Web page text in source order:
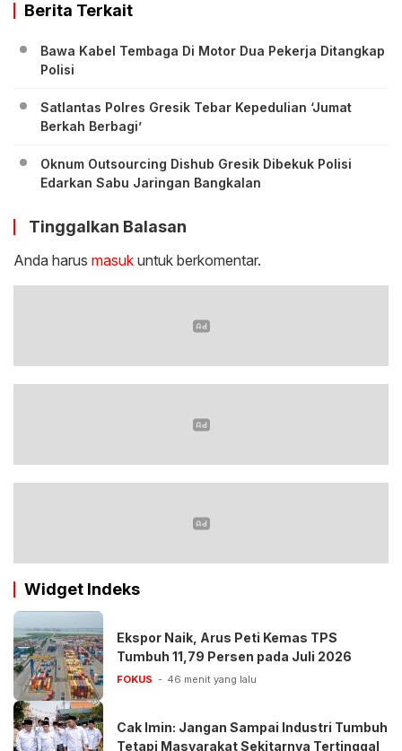
Berita Terkait
Bawa Kabel Tembaga Di Motor Dua Pekerja Ditangkap
Polisi
Satlantas Polres Gresik Tebar Kepedulian ‘Jumat
Berkah Berbagi’
Oknum Outsourcing Dishub Gresik Dibekuk Polisi
Edarkan Sabu Jaringan Bangkalan
Tinggalkan Balasan
Anda harus masuk untuk berkomentar.
Widget Indeks
Ekspor Naik, Arus Peti Kemas TPS
Tumbuh 11,79 Persen pada Juli 2026
FOKUS 46 menit yang lalu
Cak Imin: Jangan Sampai Industri Tumbuh
Tetapi Masyarakat Sekitarnya Tertinggal